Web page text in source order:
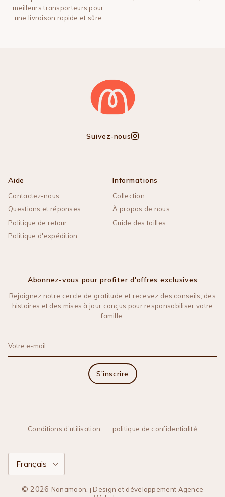
meilleurs transporteurs pour
une livraison rapide et sûre
Suivez-nous Instagram
Aide
Contactez-nous
Questions et réponses
Politique de retour
Politique d'expédition
Informations
Collection
À propos de nous
Guide des tailles
Abonnez-vous pour profiter d'offres exclusives
Rejoignez notre cercle de gratitude et recevez des conseils, des
histoires et des mises à jour conçus pour responsabiliser votre
famille.
S’inscrire
Conditions d'utilisation politique de confidentialité
Langue
Français
© 2026 Nanamoon. | Design et développement Agence